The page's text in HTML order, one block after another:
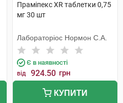
Праміпекс XR таблетки 0,75
мг 30 шт
Лабораторіос Нормон С.А.
Є в наявності
від 924.50 грн
КУПИТИ